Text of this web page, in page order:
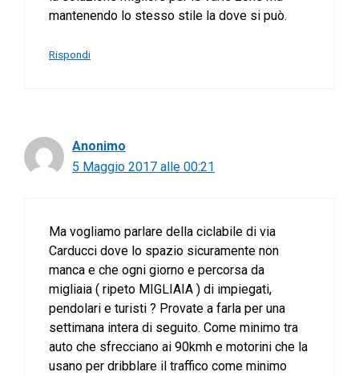
mantenendo lo stesso stile la dove si può.
Rispondi
Anonimo
5 Maggio 2017 alle 00:21
Ma vogliamo parlare della ciclabile di via
Carducci dove lo spazio sicuramente non
manca e che ogni giorno e percorsa da
migliaia ( ripeto MIGLIAIA ) di impiegati,
pendolari e turisti ? Provate a farla per una
settimana intera di seguito. Come minimo tra
auto che sfrecciano ai 90kmh e motorini che la
usano per dribblare il traffico come minimo